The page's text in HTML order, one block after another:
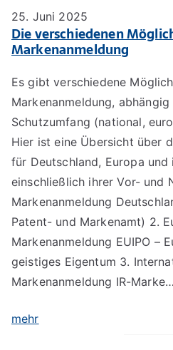
25. Juni 2025
Die verschiedenen
Markenanmeldung
Es gibt verschiedene
Markenanmeldung,
Schutzumfang (national,
Hier ist eine Übersicht über
für Deutschland, Europa und
einschließlich ihrer Vor- und
Markenanmeldung
Patent- und Markenamt) 2.
Markenanmeldung EUIPO –
geistiges Eigentum 3.
Markenanmeldung IR-Marke…
mehr